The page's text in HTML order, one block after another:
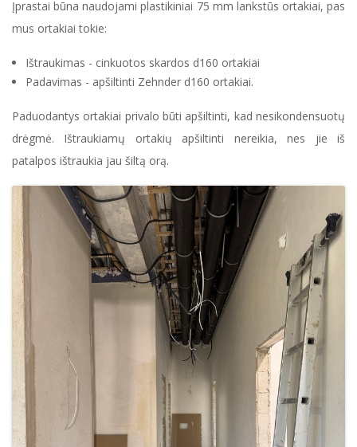
Įprastai būna naudojami plastikiniai 75 mm lankstūs ortakiai, pas
mus ortakiai tokie:
Ištraukimas - cinkuotos skardos d160 ortakiai
Padavimas - apšiltinti Zehnder d160 ortakiai.
Paduodantys ortakiai privalo būti apšiltinti, kad nesikondensuotų
drėgmė. Ištraukiamų ortakių apšiltinti nereikia, nes jie iš
patalpos ištraukia jau šiltą orą.